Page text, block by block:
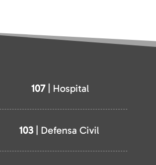
107| Hospital
103| Defensa Civil